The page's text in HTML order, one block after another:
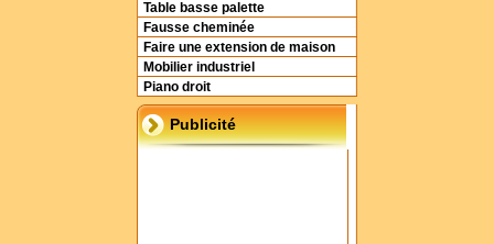
Table basse palette
Fausse cheminée
Faire une extension de maison
Mobilier industriel
Piano droit
Publicité